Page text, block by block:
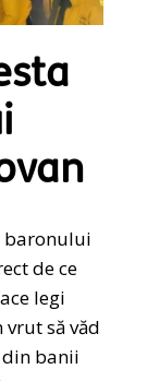
baronului
de ce
legi
să văd
din banii